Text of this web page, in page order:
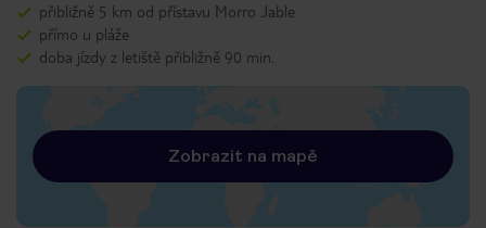
přibližně 5 km od přístavu Morro Jable
přímo u pláže
doba jízdy z letiště přibližně 90 min.
Zobrazit na mapě